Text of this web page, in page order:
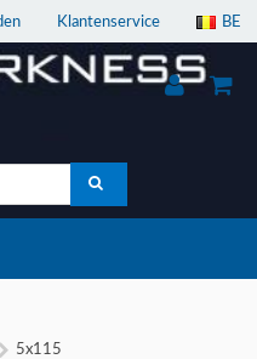
BE
Klantenservice
5x115